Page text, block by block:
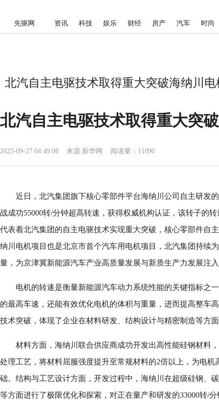
先驱网 资讯 科技 娱乐 财经 房产 汽车 时尚
北汽自主电驱技术取得重大突破海纳川
北汽自主电驱技术取得重大突
2025-09-27 04:49:08 来源:新华网 阅读量：11090
近日，北汽集团旗下核心零部件平台海纳川公司自主研发
战成功55000转/分钟超高转速，获得权威机构认证，该转子的
代表着北汽集团的自主电驱技术实现重大突破，核心零部件自
纳川电机项目也是北京市首个汽车用电机项目，北汽集团持续
量，为京津冀新能源汽车产业高质量发展与新质生产力发展注
电机的转速是衡量新能源汽车动力系统性能的关键指标之
的最高车速，还能有效优化电机的体积与重量，进而提高整车
技术突破，体现了企业在材料研发、结构设计与精密制造等方
材料方面，海纳川联合供应商成功开发出高性能硅钢材料
处理工艺，将材料屈服强度提升至常规材料的2倍以上，为电机
础。结构与工艺设计方面，开发过程中，海纳川在超级硅钢、
等方面进行了极限优化和探索，对正在量产和研发的33000转/